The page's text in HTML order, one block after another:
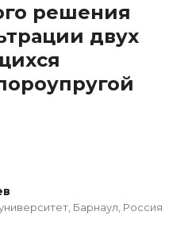
решения
двух
Барнаул, Россия